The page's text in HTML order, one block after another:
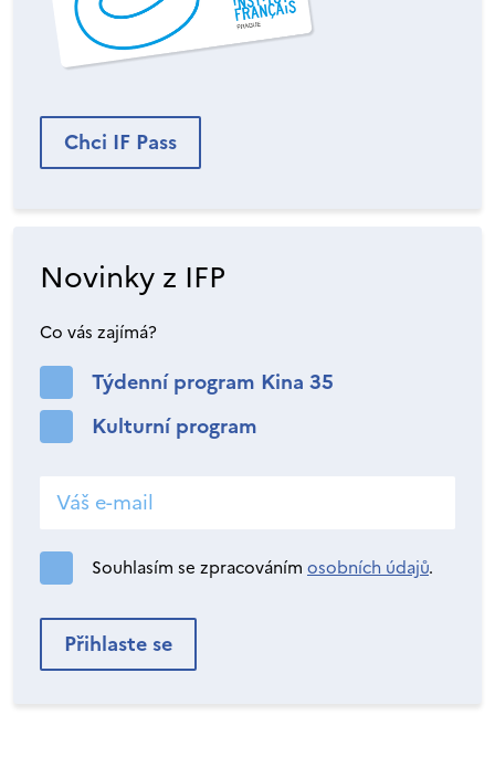
Chci IF Pass
Novinky z IFP
Co vás zajímá?
Týdenní program Kina 35
Kulturní program
Souhlasím se zpracováním osobních údajů.